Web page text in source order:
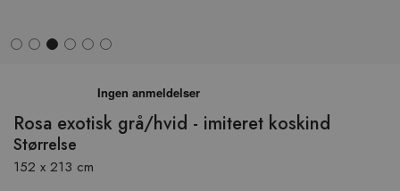
Rosa exotisk grå/hvid - imiteret koskind
Størrelse
152 x 213 cm
begyndelsen
af
billedgalleriet